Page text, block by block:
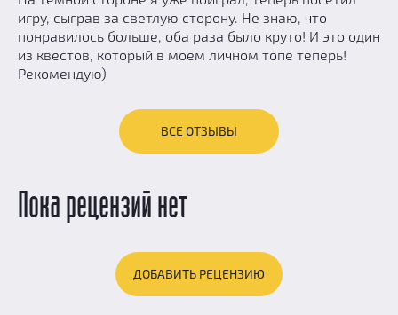
игру, сыграв за светлую сторону. Не знаю, что
понравилось больше, оба раза было круто! И это один
из квестов, который в моем личном топе теперь!
Рекомендую)
ВСЕ ОТЗЫВЫ
Пока рецензий нет
ДОБАВИТЬ РЕЦЕНЗИЮ